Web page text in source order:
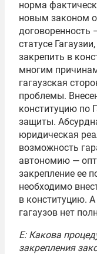
норма
новым законом
договоренность
статусе
закрепить в
многим
гагаузская
проблемы.
конституцию по
защиты.
юридическая
возможность
автономию —
закрепление ее
необходимо
в конституцию.
гагаузов нет
Е: Какова
закрепления